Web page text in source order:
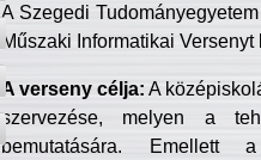
A Szegedi
Műszaki Informatikai
A verseny célja: A
szervezése, melyen a
bemutatására. Emellett